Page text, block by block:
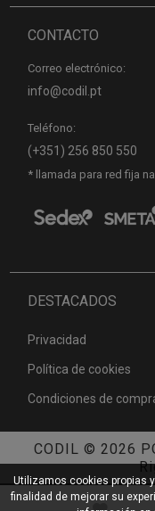
CONTACTO
Correo electrónico:
info@codil.pt
Teléfono:
(+351) 256 850 550
* llamada para red fija
DESTACADOS
Privacidad
Política de cookies
Condiciones de
CODIL © 2026
Utilizamos cookies propias
finalidad de mejorar su